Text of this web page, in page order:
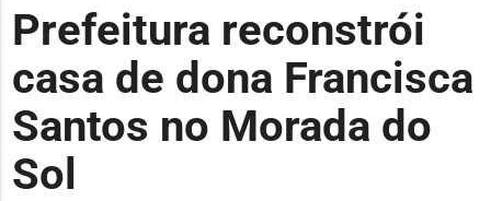
Prefeitura reconstrói
casa de dona Francisca
Santos no Morada do
Sol